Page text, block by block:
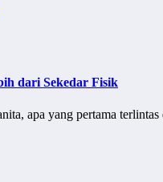
dari Sekedar Fisik
apa yang pertama